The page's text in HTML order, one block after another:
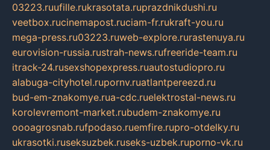
03223.ruufille.rukrasotata.ruprazdnikdushi.ru
veetbox.rucinemapost.ruciam-fr.rukraft-you.ru
mega-press.ru03223.ruweb-explore.rurastenuya.ru
eurovision-russia.rustrah-news.rufreeride-team.ru
itrack-24.rusexshopexpress.ruautostudiopro.ru
alabuga-cityhotel.rupornv.ruatlantpereezd.ru
bud-em-znakomye.rua-cdc.ruelektrostal-news.ru
korolevremont-market.rubudem-znakomye.ru
oooagrosnab.rufpodaso.ruemfire.rupro-otdelky.ru
ukrasotki.ruseksuzbek.ruseks-uzbek.ruporno-vk.ru